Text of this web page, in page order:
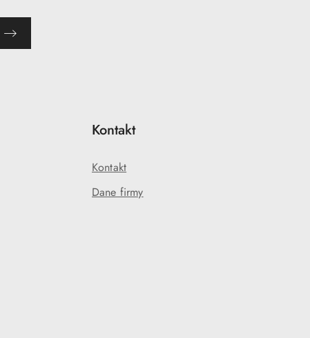
Kontakt
Kontakt
Dane firmy